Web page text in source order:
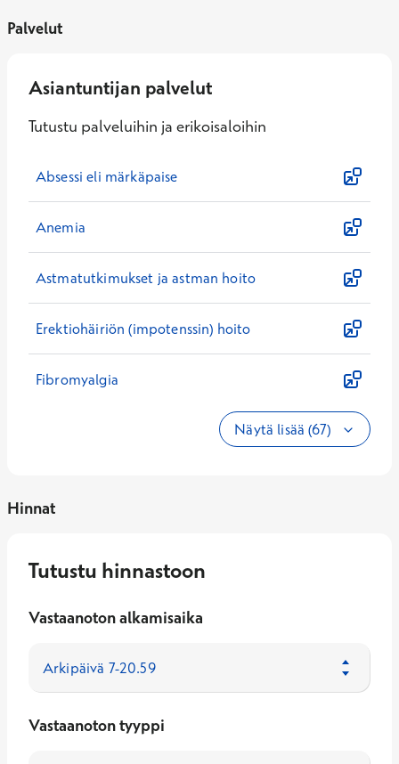
Palvelut
Asiantuntijan palvelut
Tutustu palveluihin ja erikoisaloihin
Absessi eli märkäpaise
Anemia
Astmatutkimukset ja astman hoito
Erektiohäiriön (impotenssin) hoito
Fibromyalgia
Näytä lisää (67)
Hinnat
Tutustu hinnastoon
Vastaanoton alkamisaika
Vastaanoton tyyppi